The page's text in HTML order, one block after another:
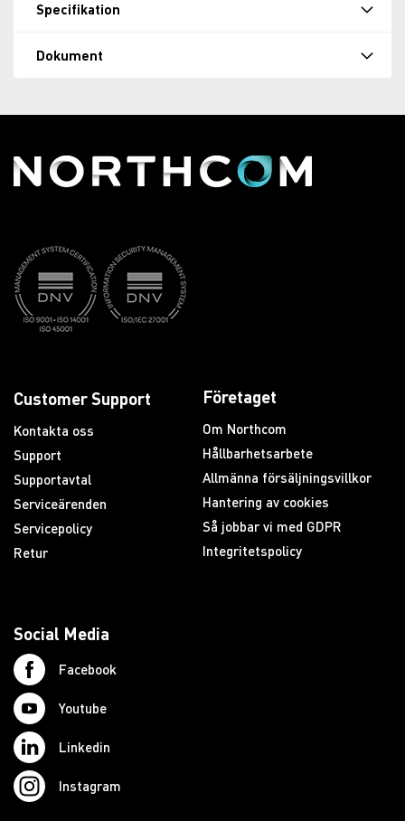
Specifikation
Dokument
Customer Support
Kontakta oss
Support
Supportavtal
Serviceärenden
Servicepolicy
Retur
Företaget
Om Northcom
Hållbarhetsarbete
Allmänna försäljningsvillkor
Hantering av cookies
Så jobbar vi med GDPR
Integritetspolicy
Social Media
Facebook
Youtube
Linkedin
Instagram